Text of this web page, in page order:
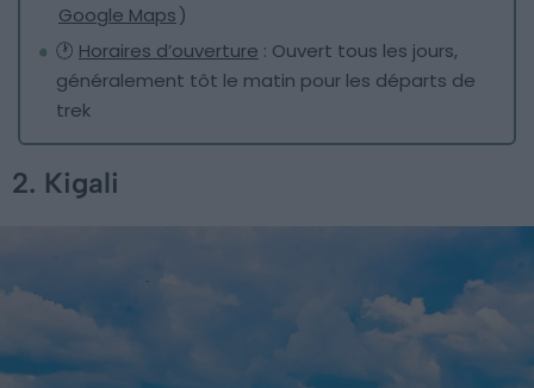
Google Maps)
🕐 Horaires d’ouverture : Ouvert tous les jours,
généralement tôt le matin pour les départs de
trek
2. Kigali